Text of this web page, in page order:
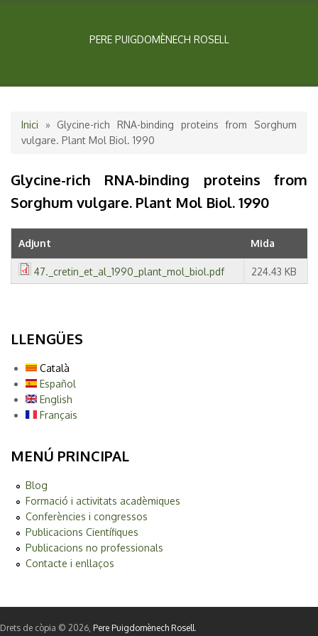
PERE PUIGDOMÈNECH ROSELL
Esteu aquí
Inici » Glycine-rich RNA-binding proteins from Sorghum
vulgare. Plant Mol Biol. 1990
Glycine-rich RNA-binding proteins from
Sorghum vulgare. Plant Mol Biol. 1990
Adjunt Mida
47._cretin_et_al_1990_plant_mol_biol.pdf 224.43 KB
LLENGÜES
Català
Español
English
Français
MENÚ PRINCIPAL
Blog
Formació i activitats acadèmiques
Conferències i congressos
Publicacions Científiques
Publicacions no professionals
Contacte i enllaços
Drets de còpia © 2026, Pere Puigdomènech Rosell.